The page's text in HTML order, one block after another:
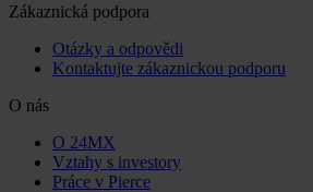
Zákaznická podpora
Otázky a odpovědi
Kontaktujte zákaznickou podporu
O nás
O 24MX
Vztahy s investory
Práce v Pierce